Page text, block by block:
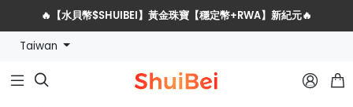
🔥【水貝幣$SHUIBEI】黃金珠寶【穩定幣+RWA】新紀元🔥
Taiwan
  